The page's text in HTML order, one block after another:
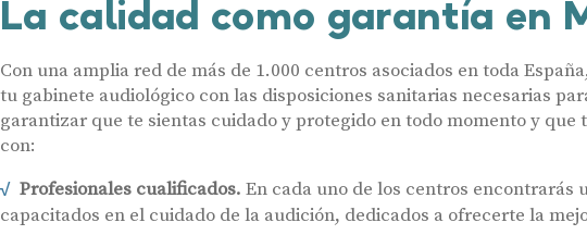
La calidad como garantía en
Con una amplia red de más de 1.000 centros asociados en toda
tu gabinete audiológico con las disposiciones sanitarias necesarias
garantizar que te sientas cuidado y protegido en todo momento y
con:
Profesionales cualificados. En cada uno de los centros
capacitados en el cuidado de la audición, dedicados a ofrecerte la